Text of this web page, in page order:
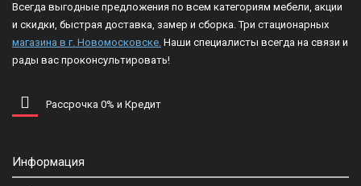
Всегда выгодные предложения по всем категориям мебели, акции
и скидки, быстрая доставка, замер и сборка. Три стационарных
магазина в г. Новомосковске. Наши специалисты всегда на связи и
рады вас проконсультировать!
Рассрочка 0% и Кредит
Информация